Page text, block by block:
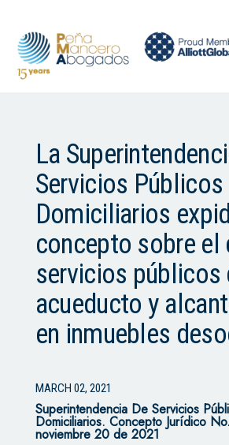
La
Servicios Públicos
Domiciliarios
concepto sobre el
servicios públicos
acueducto y
en inmuebles
MARCH 02, 2021
Superintendencia De Servicios
Domiciliarios. Concepto Jurídico
noviembre 20 de 2021